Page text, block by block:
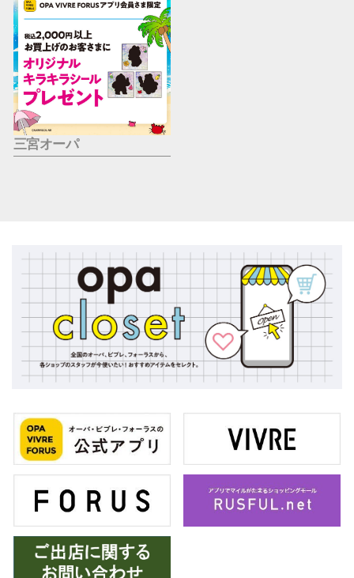
三宮オーパ